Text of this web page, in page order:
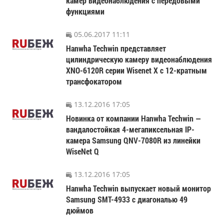
функциями
05.06.2017 11:11
Hanwha Techwin представляет
цилиндрическую камеру видеонаблюдения
XNO-6120R серии Wisenet X с 12-кратным
трансфокатором
13.12.2016 17:05
Новинка от компании Hanwha Techwin —
вандалостойкая 4-мегапиксельная IP-
камера Samsung QNV-7080R из линейки
WiseNet Q
13.12.2016 17:05
Hanwha Techwin выпускает новый монитор
Samsung SMT-4933 с диагональю 49
дюймов